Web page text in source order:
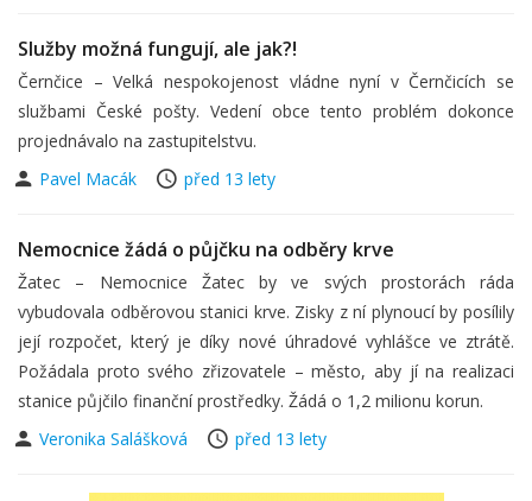
Služby možná fungují, ale jak?!
Černčice – Velká nespokojenost vládne nyní v Černčicích se
službami České pošty. Vedení obce tento problém dokonce
projednávalo na zastupitelstvu.
Pavel Macák
před 13 lety
Nemocnice žádá o půjčku na odběry krve
Žatec – Nemocnice Žatec by ve svých prostorách ráda
vybudovala odběrovou stanici krve. Zisky z ní plynoucí by posílily
její rozpočet, který je díky nové úhradové vyhlášce ve ztrátě.
Požádala proto svého zřizovatele – město, aby jí na realizaci
stanice půjčilo finanční prostředky. Žádá o 1,2 milionu korun.
Veronika Salášková
před 13 lety